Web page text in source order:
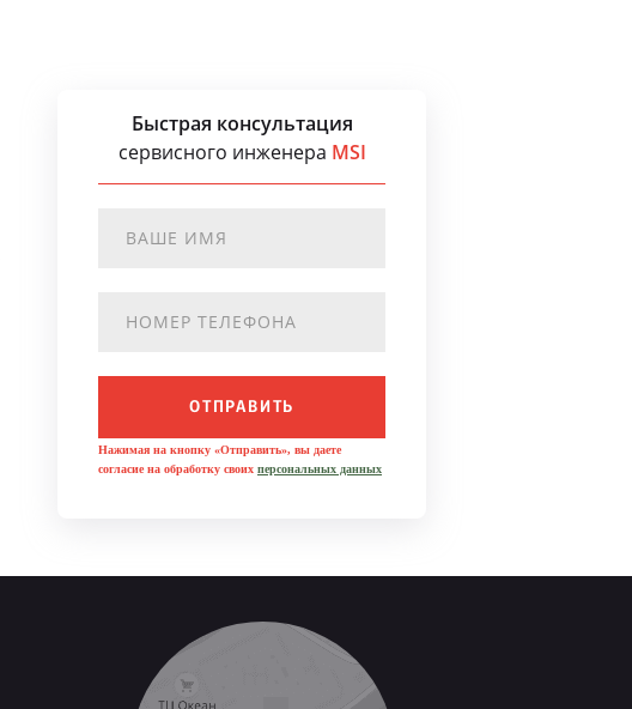
Быстрая консультация
сервисного инженера MSI
ОТПРАВИТЬ
Нажимая на кнопку «Отправить», вы даете
согласие на обработку своих персональных данных